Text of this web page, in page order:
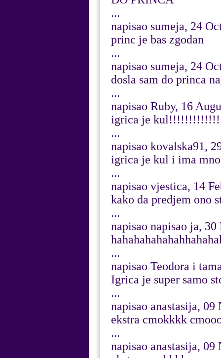
...
napisao sumeja, 24
princ je bas zgodan
...
napisao sumeja, 24
dosla sam do princa
...
napisao Ruby, 16
igrica je
...
napisao kovalska91,
igrica je kul i ima
...
napisao vjestica, 14
kako da predjem ono
...
napisao napisao ja,
...
napisao Teodora i
Igrica je super samo
...
napisao anastasija, 09
ekstra cmokkkk
...
napisao anastasija, 09